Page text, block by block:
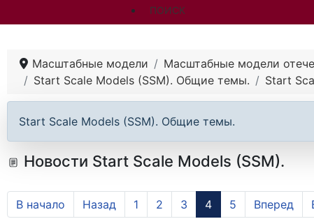
ПОИСК
Масштабные модели Масштабные модели
Start Scale Models (SSM). Общие темы.
Start
Start Scale Models (SSM). Общие темы.
Новости Start Scale Models (SSM).
В начало Назад 1 2 3 4 5 Вперед